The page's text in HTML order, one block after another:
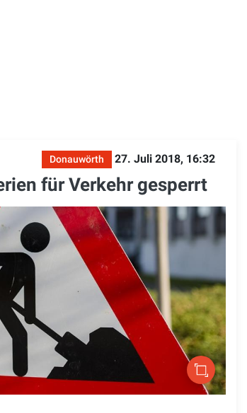
Donauwörth 27. Juli 2018, 16:32
für Verkehr gesperrt